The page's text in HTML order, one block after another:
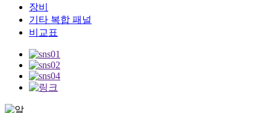
장비
기타 복합 패널
비교표